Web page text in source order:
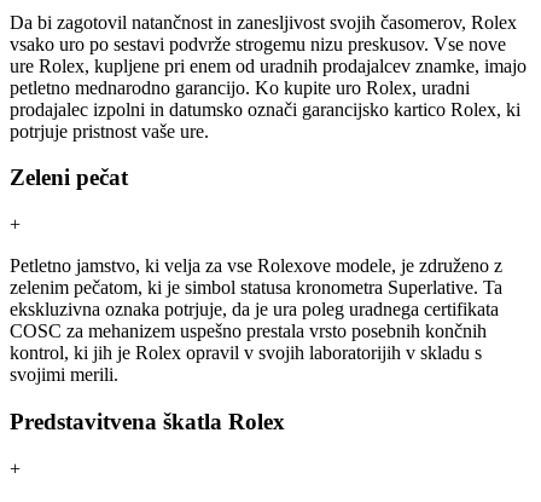
Da bi zagotovil natančnost in zanesljivost svojih časomerov, Rolex
vsako uro po sestavi podvrže strogemu nizu preskusov. Vse nove
ure Rolex, kupljene pri enem od uradnih prodajalcev znamke, imajo
petletno mednarodno garancijo. Ko kupite uro Rolex, uradni
prodajalec izpolni in datumsko označi garancijsko kartico Rolex, ki
potrjuje pristnost vaše ure.
Zeleni pečat
+
Petletno jamstvo, ki velja za vse Rolexove modele, je združeno z
zelenim pečatom, ki je simbol statusa kronometra Superlative. Ta
ekskluzivna oznaka potrjuje, da je ura poleg uradnega certifikata
COSC za mehanizem uspešno prestala vrsto posebnih končnih
kontrol, ki jih je Rolex opravil v svojih laboratorijih v skladu s
svojimi merili.
Predstavitvena škatla Rolex
+